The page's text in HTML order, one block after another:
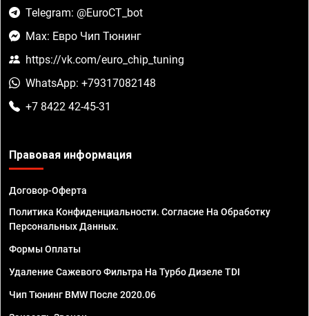
Telegram: @EuroCT_bot
Max: Евро Чип Тюнинг
https://vk.com/euro_chip_tuning
WhatsApp: +79317082148
+7 8422 42-45-31
Правовая информация
Договор-Оферта
Политика Конфиденциальности. Согласие На Обработку
Персональных Данных.
Формы Оплаты
Удаление Сажевого Фильтра На Турбо Дизеле TDI
Чип Тюнинг BMW После 2020.06